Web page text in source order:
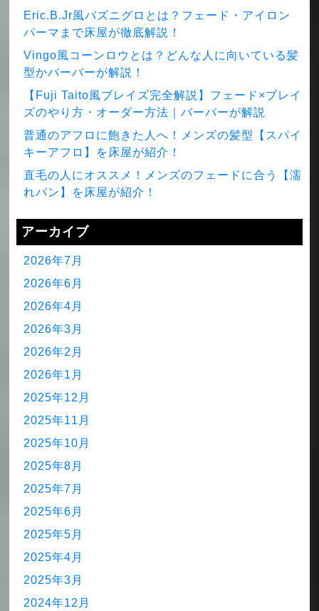
Eric.B.Jr風バズニグロとは？フェード・アイロン
パーマまで床屋が徹底解説！
Vingo風コーンロウとは？どんな人に向いている髪
型かバーバーが解説！
【Fuji Taito風ブレイズ完全解説】フェード×ブレイ
ズのやり方・オーダー方法｜バーバーが解説
普通のアフロに飽きた人へ！メンズの髪型【スパイ
キーアフロ】を床屋が紹介！
直毛の人にオススメ！メンズのフェードに合う【濡
れパン】を床屋が紹介！
アーカイブ
2026年7月
2026年6月
2026年4月
2026年3月
2026年2月
2026年1月
2025年12月
2025年11月
2025年10月
2025年8月
2025年7月
2025年6月
2025年5月
2025年4月
2025年3月
2024年12月